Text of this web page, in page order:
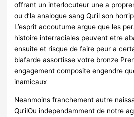
offrant un interlocuteur une a
ou d’la analogue sang Qu’il son
L’esprit accoutume argue que les
histoire interraciales peuvent etre
ensuite et risque de faire peur a
blafarde assortisse votre bronze
engagement composite engendre
inamicaux
Neanmoins franchement autre
Qu’ilOu independamment de notre